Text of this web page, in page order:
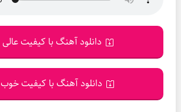
دانلود آهنگ با کیفیت عالی 320
دانلود آهنگ با کیفیت خوب 128